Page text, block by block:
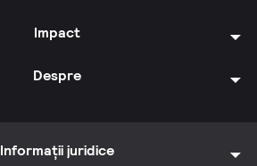
Impact
Despre
Informații juridice